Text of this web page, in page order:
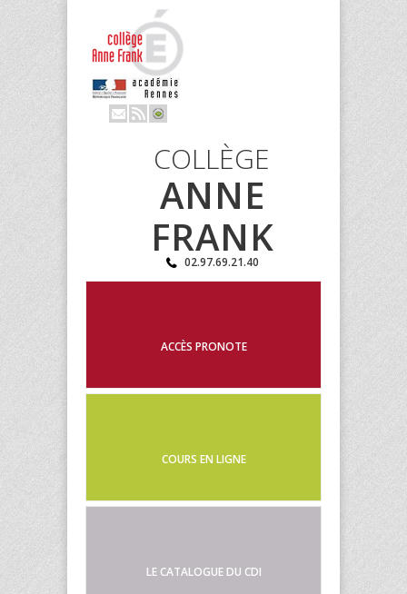
COLLÈGE
ANNE
FRANK
02.97.69.21.40
ACCÈS PRONOTE
COURS EN LIGNE
LE CATALOGUE DU CDI